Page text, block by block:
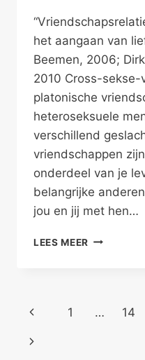
het aangaan van
Beemen, 2006;
2010 Cross-sekse-
platonische
heteroseksuele
verschillend
vriendschappen
onderdeel van je
belangrijke
jou en jij met hen…
LEES MEER HOUDT
Vorige
pagina
1 … 14
Volgende